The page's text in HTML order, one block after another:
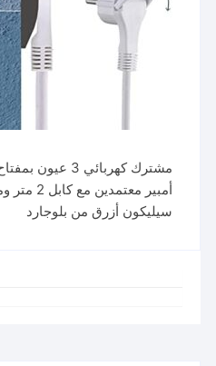
أمبير
سيليكون أزرق من بلوجارد